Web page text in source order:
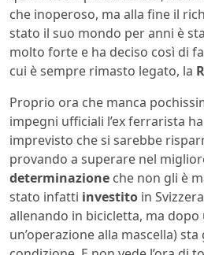
che inoperoso, ma alla fine il
stato il suo mondo per anni è
molto forte e ha deciso così di
cui è sempre rimasto legato, la
Proprio ora che manca
impegni ufficiali l’ex ferrarista
imprevisto che si sarebbe
provando a superare nel
determinazione che non gli è
stato infatti investito in
allenando in bicicletta, ma
un’operazione alla mascella)